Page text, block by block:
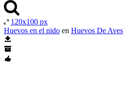
120x100 px
Huevos en el nido en Huevos De Aves